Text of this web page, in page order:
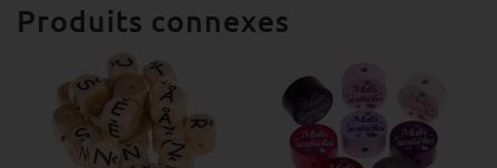
Produits connexes